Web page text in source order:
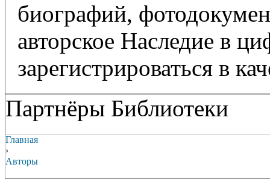
биографий,
авторское Наследие в
зарегистрироваться в
Партнёры Библиотеки
Главная
›
Авторы